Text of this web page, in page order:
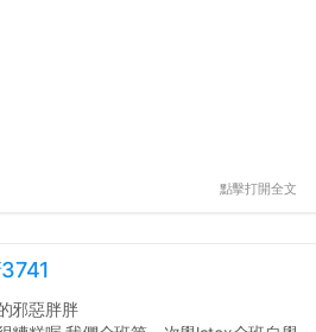
點擊打開全文
邪惡胖胖